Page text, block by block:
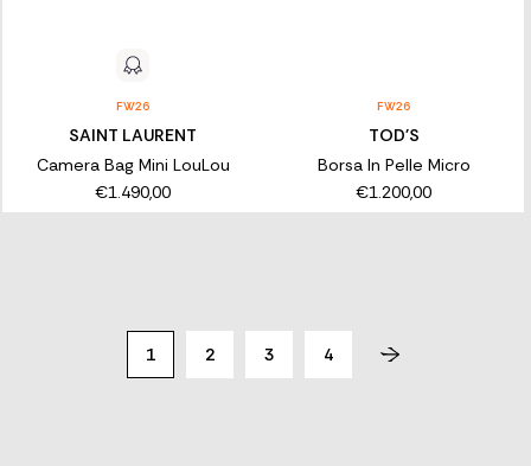
FW26
SAINT LAURENT
Camera Bag Mini LouLou
€1.490,00
FW26
TOD'S
Borsa In Pelle Micro
€1.200,00
1 2 3 4